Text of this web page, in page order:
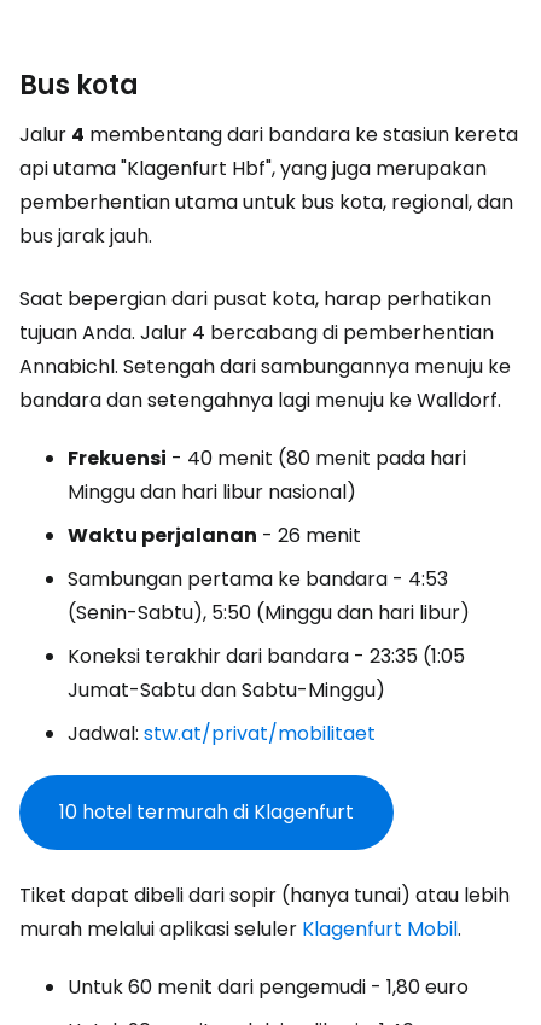
Bus kota
Jalur 4 membentang dari bandara ke stasiun kereta
api utama "Klagenfurt Hbf", yang juga merupakan
pemberhentian utama untuk bus kota, regional, dan
bus jarak jauh.
Saat bepergian dari pusat kota, harap perhatikan
tujuan Anda. Jalur 4 bercabang di pemberhentian
Annabichl. Setengah dari sambungannya menuju ke
bandara dan setengahnya lagi menuju ke Walldorf.
Frekuensi - 40 menit (80 menit pada hari
Minggu dan hari libur nasional)
Waktu perjalanan - 26 menit
Sambungan pertama ke bandara - 4:53
(Senin-Sabtu), 5:50 (Minggu dan hari libur)
Koneksi terakhir dari bandara - 23:35 (1:05
Jumat-Sabtu dan Sabtu-Minggu)
Jadwal: stw.at/privat/mobilitaet
10 hotel termurah di Klagenfurt
Tiket dapat dibeli dari sopir (hanya tunai) atau lebih
murah melalui aplikasi seluler Klagenfurt Mobil.
Untuk 60 menit dari pengemudi - 1,80 euro